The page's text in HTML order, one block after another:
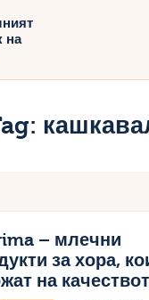
на
дневник
– млечни
за хора,
на